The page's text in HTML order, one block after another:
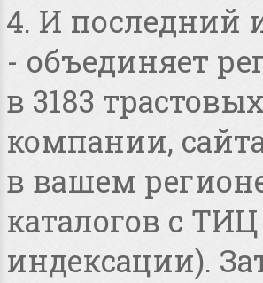
4. И последний
- объединяет
в 3183
компании,
в вашем
каталогов с
индексации).